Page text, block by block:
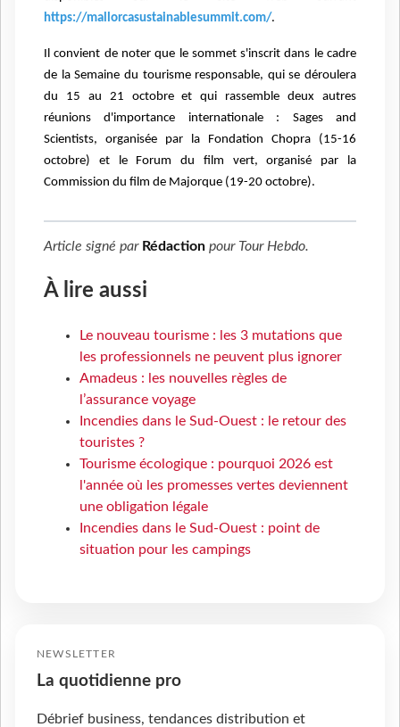
https://mallorcasustainablesummit.com/.
Il convient de noter que le sommet s'inscrit dans le cadre
de la Semaine du tourisme responsable, qui se déroulera
du 15 au 21 octobre et qui rassemble deux autres
réunions d'importance internationale : Sages and
Scientists, organisée par la Fondation Chopra (15-16
octobre) et le Forum du film vert, organisé par la
Commission du film de Majorque (19-20 octobre).
Article signé par Rédaction pour Tour Hebdo.
À lire aussi
Le nouveau tourisme : les 3 mutations que
les professionnels ne peuvent plus ignorer
Amadeus : les nouvelles règles de
l’assurance voyage
Incendies dans le Sud-Ouest : le retour des
touristes ?
Tourisme écologique : pourquoi 2026 est
l'année où les promesses vertes deviennent
une obligation légale
Incendies dans le Sud-Ouest : point de
situation pour les campings
NEWSLETTER
La quotidienne pro
Débrief business, tendances distribution et